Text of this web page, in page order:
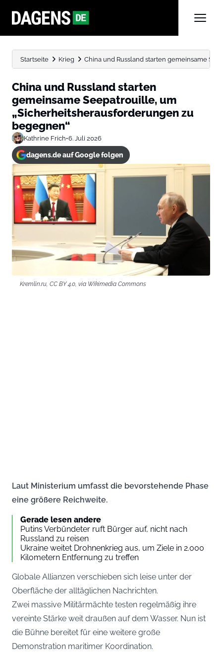
Startseite Krieg China und Russland starten gemeinsame
China und Russland starten
gemeinsame Seepatrouille, um
„Sicherheitsherausforderungen zu
begegnen“
Kathrine Frich•6. Juli 2026
dagens.de auf Google folgen
Kremlin.ru, CC BY 4.0, via Wikimedia Commons
Laut Ministerium umfasst die bevorstehende Phase
eine größere Reichweite.
Gerade lesen andere
Putins Verbündeter ruft Bürger auf, nicht nach
Russland zu reisen
Ukraine weitet Drohnenkrieg aus, um Ziele in 2.000
Kilometern Entfernung zu treffen
Globale Allianzen verschieben sich leise unter der
Oberfläche der alltäglichen Nachrichten.
Zwei massive Militärmächte testen regelmäßig ihre
vereinte Stärke weit draußen auf dem Wasser. Nun ist
die Bühne bereitet für eine weitere große
Demonstration maritimer Koordination.